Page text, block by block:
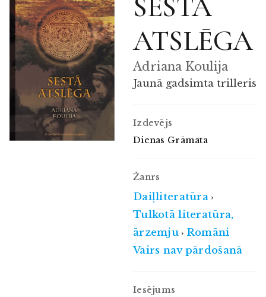
SESTĀ
ATSLĒGA
Adriana Koulija
Jaunā gadsimta trilleris
Izdevējs
Dienas Grāmata
Žanrs
Daiļliteratūra ›
Tulkotā literatūra,
ārzemju › Romāni
Vairs nav pārdošanā
Iesējums